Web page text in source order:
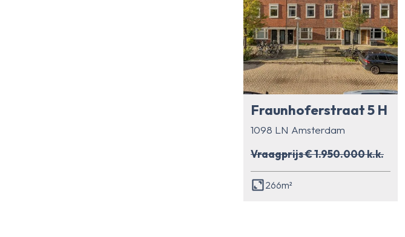
Fraunhoferstraat 5 H
1098 LN Amsterdam
Vraagprijs € 1.950.000 k.k.
266m²